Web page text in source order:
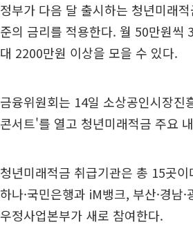
정부가 다음 달 출시하는 청년미래
준의 금리를 적용한다. 월 50만원씩
대 2200만원 이상을 모을 수 있다.
금융위원회는 14일 소상공인시장
콘서트'를 열고 청년미래적금 주요
청년미래적금 취급기관은 총 15곳이
하나·국민은행과 iM뱅크, 부산·경남
우정사업본부가 새로 참여한다.